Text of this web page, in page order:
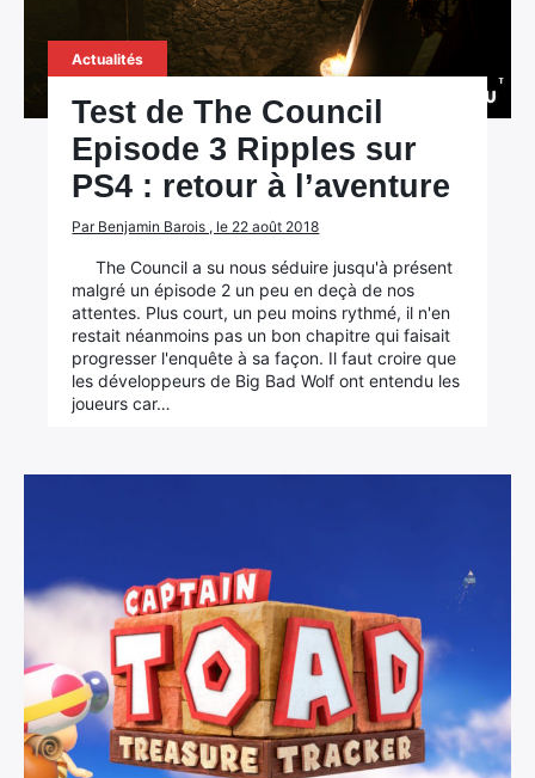
Actualités
Test de The Council
Episode 3 Ripples sur
PS4 : retour à l’aventure
Par Benjamin Barois , le 22 août 2018
The Council a su nous séduire jusqu'à présent
malgré un épisode 2 un peu en deçà de nos
attentes. Plus court, un peu moins rythmé, il n'en
restait néanmoins pas un bon chapitre qui faisait
progresser l'enquête à sa façon. Il faut croire que
les développeurs de Big Bad Wolf ont entendu les
joueurs car…